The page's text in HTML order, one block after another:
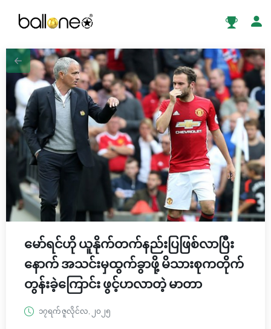
မော်ရင်ဟို ယူနိုက်တက်နည်းပြဖြစ်လာပြီး
နောက် အသင်းမှထွက်ခွာဖို့ မိသားစုကတိုက်
တွန်းခဲ့ကြောင်း ဖွင့်ဟလာတဲ့ မာတာ
၁၇ရက် ဇူလိုင်လ, ၂၀၂၅